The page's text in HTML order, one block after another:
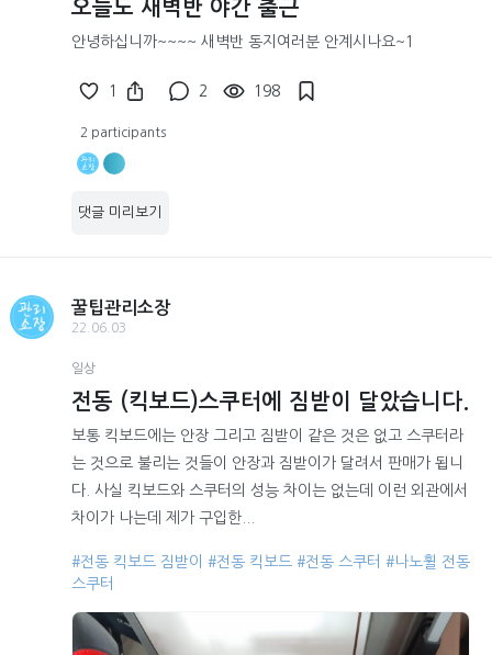
오늘도 새벽반 야간 출근
안녕하십니까~~~~ 새벽반 동지여러분 안계시나요~1
1 2 198
2 participants
댓글 미리보기
꿀팁관리소장
22.06.03
일상
전동 (킥보드)스쿠터에 짐받이 달았습니다.
보통 킥보드에는 안장 그리고 짐받이 같은 것은 없고 스쿠터라
는 것으로 불리는 것들이 안장과 짐받이가 달려서 판매가 됩니
다. 사실 킥보드와 스쿠터의 성능 차이는 없는데 이런 외관에서
차이가 나는데 제가 구입한...
#전동 킥보드 짐받이 #전동 킥보드 #전동 스쿠터 #나노휠 전동
스쿠터